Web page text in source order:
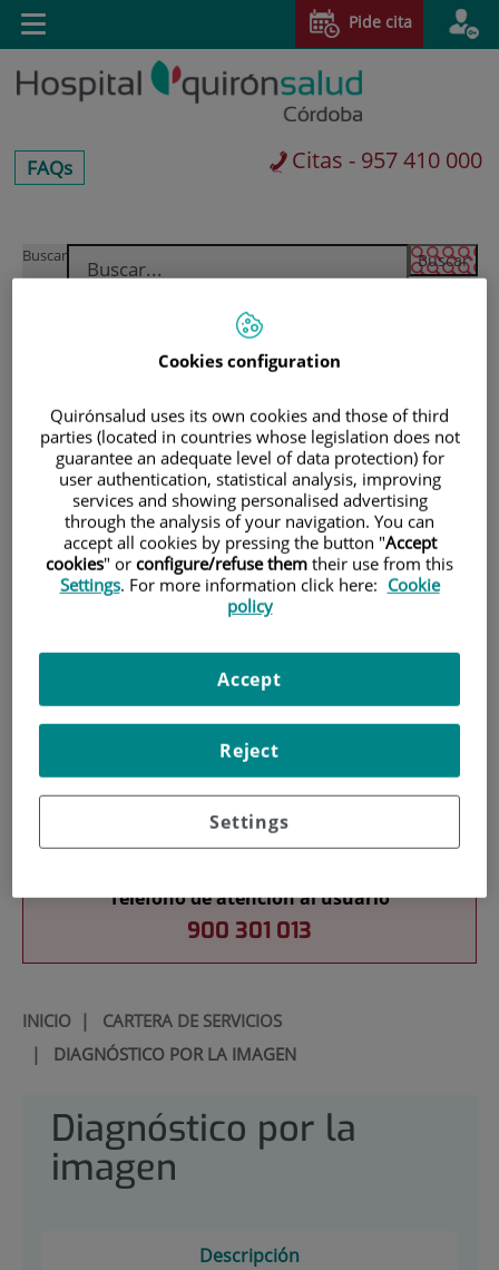
Saltar al contenido
contenido
centros-
faq
FAQs Citas - 957 410 000
Buscar
Toggle
navigation
Pide cita
Pacientes y visitantes
Cartera de servicios
Teléfono de atención al usuario
900 301 013
INICIO| CARTERA DE SERVICIOS
| DIAGNÓSTICO POR LA IMAGEN
Diagnóstico por la
imagen
Descripción
Cookies configuration
Quirónsalud uses its own cookies and those of third
parties (located in countries whose legislation does not
guarantee an adequate level of data protection) for
user authentication, statistical analysis, improving
services and showing personalised advertising
through the analysis of your navigation. You can
accept all cookies by pressing the button "Accept
cookies" or configure/refuse them their use from this
Settings. For more information click here: Cookie
policy
Settings
Reject
Accept